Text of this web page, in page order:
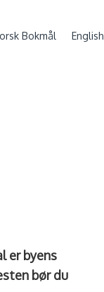
Bokmål English
er byens
bør du